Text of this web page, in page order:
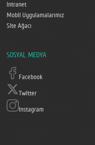
Intranet
Mobil Uygulamalarımız
Site Ağacı
SOSYAL MEDYA
Facebook
Twitter
Instagram